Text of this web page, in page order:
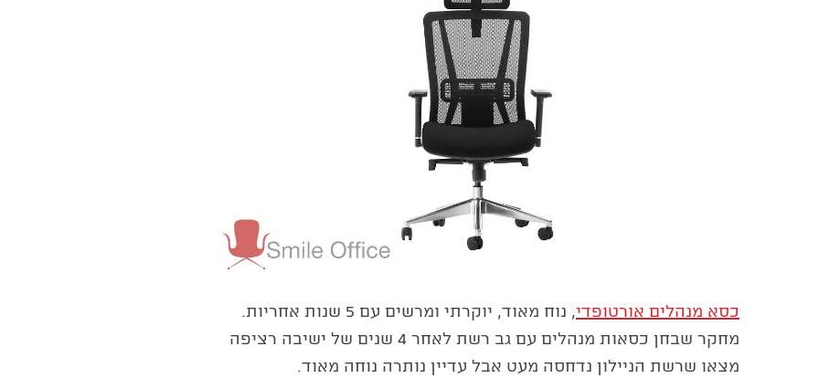
כסא מנהלים אורטופדי
, נוח מאוד, יוקרתי ומרשים עם 5 שנות אחריות.
מחקר שבחן כסאות מנהלים עם גב רשת לאחר 4 שנים של ישיבה רציפה
מצאו שרשת הניילון נדחסה מעט אבל עדיין נותרה נוחה מאוד.